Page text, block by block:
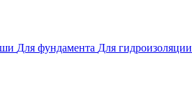
Для фундамента Для гидроизоляции